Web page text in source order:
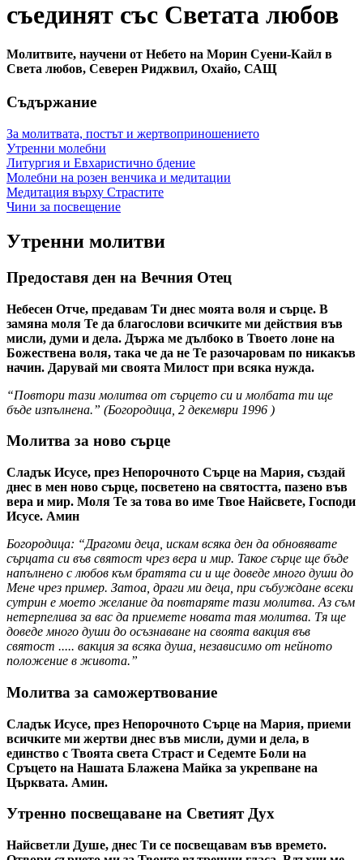
съединят със Светата любов
Молитвите, научени от Небето на Морин Суени-Кайл в
Света любов, Северен Риджвил, Охайо, САЩ
Съдържание
За молитвата, постът и жертвоприношението
Утренни молебни
Литургия и Евхаристично бдение
Молебни на розен венчика и медитации
Медитация върху Страстите
Чини за посвещение
Утренни молитви
Предоставя ден на Вечния Отец
Небесен Отче, предавам Ти днес моята воля и сърце. В
замяна моля Те да благослови всичките ми действия във
мисли, думи и дела. Държа ме дълбоко в Твоето лоне на
Божествена воля, така че да не Те разочаровам по никакъв
начин. Дарувай ми своята Милост при всяка нужда.
“Повтори тази молитва от сърцето си и молбата ти ще
бъде изпълнена.” (Богородица 2 декември 1996 )
Молитва за ново сърце
Сладък Исусе, през Непорочното Сърце на Мария, създай
днес в мен ново сърце, посветено на святостта, пазено във
вера и мир. Моля Те за това во име Твое Найсвете, Господи
Исусе. Амин
Богородица: “Драгоми деца, искам всяка ден да обновявате
сърцата си във святост чрез вера и мир. Такое сърце ще бъде
напълнено с любов към братята си и ще доведе много души до
Мене чрез пример. Затоа, драги ми деца, при събуждане всеки
сутрин е моето желание да повтаряте тази молитва. Аз съм
нетерпелива за вас да приемете новата тая молитва. Тя ще
доведе много души до осъзнаване на своята вакция във
святост ..... вакция за всяка душа, независимо от нейното
положение в живота.”
Молитва за саможертвование
Сладък Исусе, през Непорочното Сърце на Мария, приеми
всичките ми жертви днес във мисли, думи и дела, в
единство с Твоята света Страст и Седемте Боли на
Сръцето на Нашата Блажена Майка за укрепване на
Църквата. Амин.
Утренно посвещаване на Светият Дух
Найсветли Душе, днес Ти се посвещавам във времето.